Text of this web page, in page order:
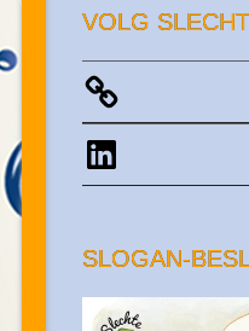
VOLG
LinkedIn
SLOGAN-